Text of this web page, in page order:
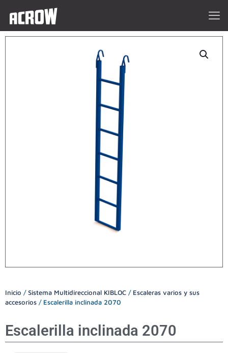
Inicio /Sistema Multidireccional KIBLOC / Escaleras varios y sus
accesorios / Escalerilla inclinada 2070
Escalerilla inclinada 2070